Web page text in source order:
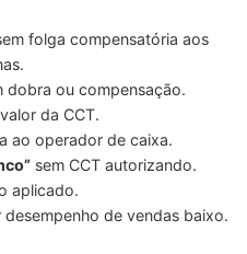
folga compensatória aos
dobra ou compensação.
da CCT.
ao operador de caixa.
sem CCT autorizando.
aplicado.
desempenho de vendas baixo.